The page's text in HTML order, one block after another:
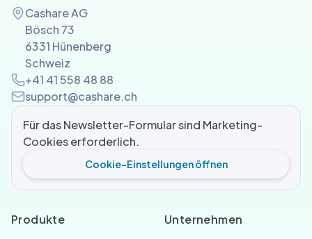
Cashare AG
Bösch 73
6331 Hünenberg
Schweiz
+41 41 558 48 88
support@cashare.ch
Für das Newsletter-Formular sind Marketing-
Cookies erforderlich.
Cookie-Einstellungen öffnen
Produkte
Unternehmen